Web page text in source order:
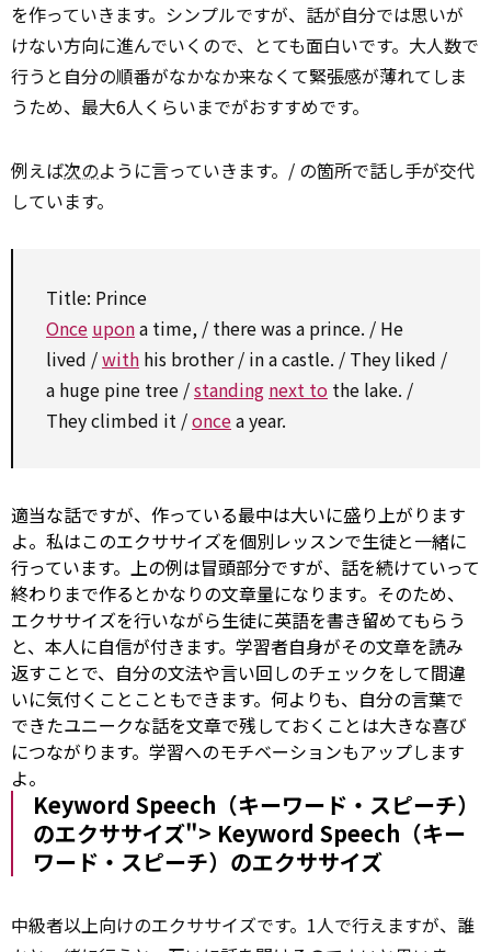
を作っていきます。シンプルですが、話が自分では思いが
けない方向に進んでいくので、とても面白いです。大人数で
行うと自分の順番がなかなか来なくて緊張感が薄れてしま
うため、最大6人くらいまでがおすすめです。
例えば次のように言っていきます。/ の箇所で話し手が交代
しています。
Title: Prince
Once upona time, / there was a prince. / He
lived /with his brother / in a castle. / They liked /
a huge pine tree /standing next to the lake. /
They climbed it /oncea year.
適当な話ですが、作っている最中は大いに盛り上がります
よ。私はこのエクササイズを個別レッスンで生徒と一緒に
行っています。上の例は冒頭部分ですが、話を続けていって
終わりまで作るとかなりの文章量になります。そのため、
エクササイズを行いながら生徒に英語を書き留めてもらう
と、本人に自信が付きます。学習者自身がその文章を読み
返すことで、自分の文法や言い回しのチェックをして間違
いに気付くことこともできます。何よりも、自分の言葉で
できたユニークな話を文章で残しておくことは大きな喜び
につながります。学習へのモチベーションもアップします
よ。
Keyword Speech（キーワード・スピーチ）
のエクササイズ"> Keyword Speech（キー
ワード・スピーチ）のエクササイズ
中級者以上向けのエクササイズです。1人で行えますが、誰